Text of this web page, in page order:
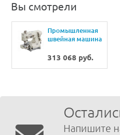
Вы смотрели
Промышленная
швейная машина
NR-9701GJ/UT-AB
313 068 руб.
Напишите